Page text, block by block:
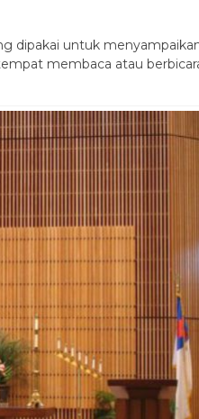
dipakai untuk
membaca atau